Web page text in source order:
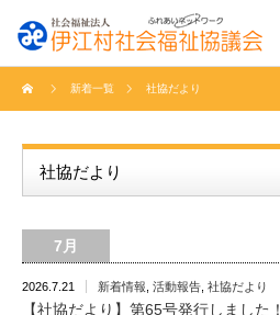
新着一覧 社協だより
社協だより
7月
2026.7.21 新着情報 活動報告 社協だより
【社協だより】第65号発行しました！